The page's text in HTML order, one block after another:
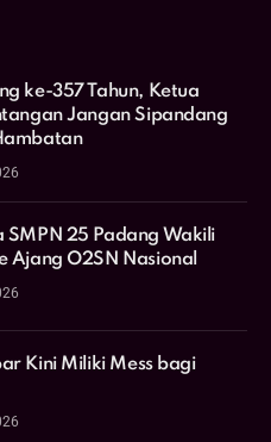
ke-357 Tahun, Ketua
Jangan Sipandang
SMPN 25 Padang Wakili
Ajang O2SN Nasional
Kini Miliki Mess bagi